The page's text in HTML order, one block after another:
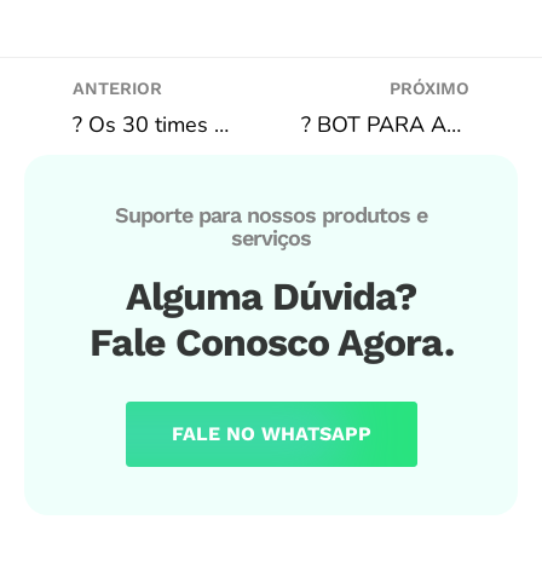
ANTERIOR
? Os 30 times MAIS LUCRATIVOS para BTTS nas principais ligas do mundo! ???
PRÓXIMO
? BOT PARA APOSTAR NO FAVORITO PERDENDO POR 0X2! BF BOT MANAGER, AUTOMAÇÃO BETFAIR!
Suporte para nossos produtos e
serviços
Alguma Dúvida?
Fale Conosco Agora.
FALE NO WHATSAPP